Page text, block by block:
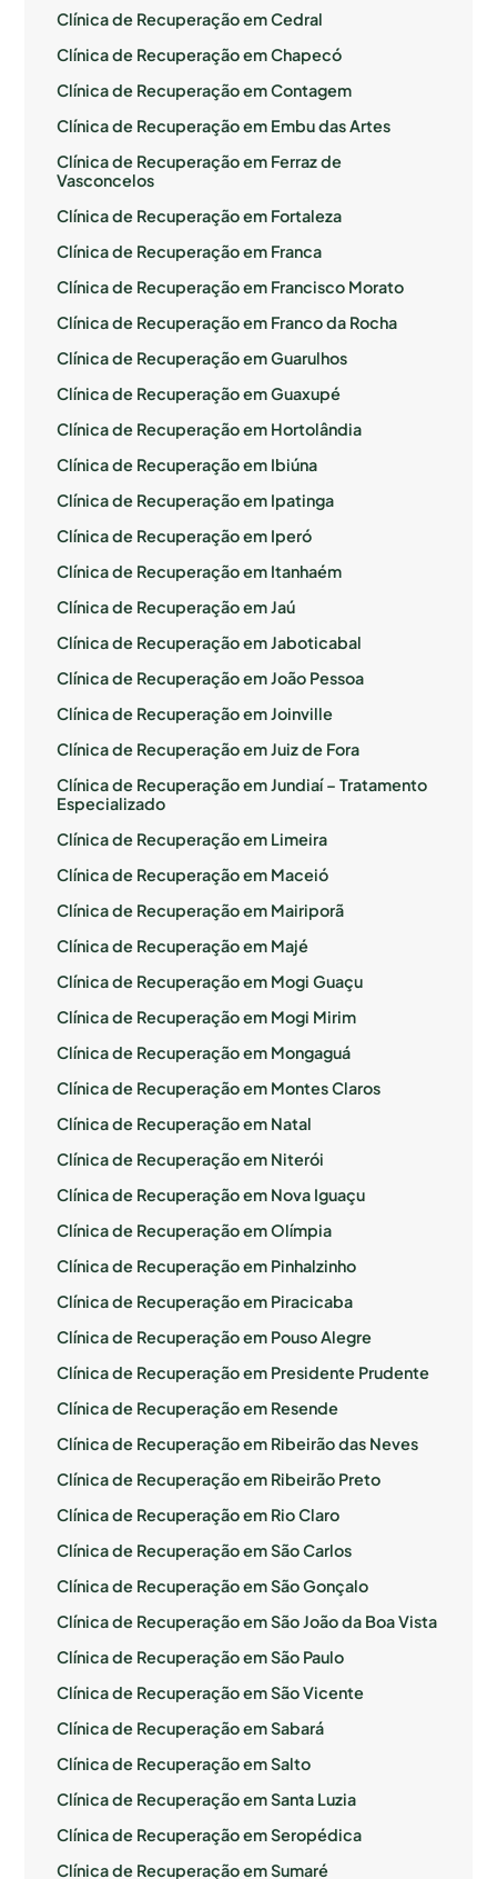
Clínica de Recuperação em Cedral
Clínica de Recuperação em Chapecó
Clínica de Recuperação em Contagem
Clínica de Recuperação em Embu das Artes
Clínica de Recuperação em Ferraz de
Vasconcelos
Clínica de Recuperação em Fortaleza
Clínica de Recuperação em Franca
Clínica de Recuperação em Francisco Morato
Clínica de Recuperação em Franco da Rocha
Clínica de Recuperação em Guarulhos
Clínica de Recuperação em Guaxupé
Clínica de Recuperação em Hortolândia
Clínica de Recuperação em Ibiúna
Clínica de Recuperação em Ipatinga
Clínica de Recuperação em Iperó
Clínica de Recuperação em Itanhaém
Clínica de Recuperação em Jaú
Clínica de Recuperação em Jaboticabal
Clínica de Recuperação em João Pessoa
Clínica de Recuperação em Joinville
Clínica de Recuperação em Juiz de Fora
Clínica de Recuperação em Jundiaí – Tratamento
Especializado
Clínica de Recuperação em Limeira
Clínica de Recuperação em Maceió
Clínica de Recuperação em Mairiporã
Clínica de Recuperação em Majé
Clínica de Recuperação em Mogi Guaçu
Clínica de Recuperação em Mogi Mirim
Clínica de Recuperação em Mongaguá
Clínica de Recuperação em Montes Claros
Clínica de Recuperação em Natal
Clínica de Recuperação em Niterói
Clínica de Recuperação em Nova Iguaçu
Clínica de Recuperação em Olímpia
Clínica de Recuperação em Pinhalzinho
Clínica de Recuperação em Piracicaba
Clínica de Recuperação em Pouso Alegre
Clínica de Recuperação em Presidente Prudente
Clínica de Recuperação em Resende
Clínica de Recuperação em Ribeirão das Neves
Clínica de Recuperação em Ribeirão Preto
Clínica de Recuperação em Rio Claro
Clínica de Recuperação em São Carlos
Clínica de Recuperação em São Gonçalo
Clínica de Recuperação em São João da Boa Vista
Clínica de Recuperação em São Paulo
Clínica de Recuperação em São Vicente
Clínica de Recuperação em Sabará
Clínica de Recuperação em Salto
Clínica de Recuperação em Santa Luzia
Clínica de Recuperação em Seropédica
Clínica de Recuperação em Sumaré